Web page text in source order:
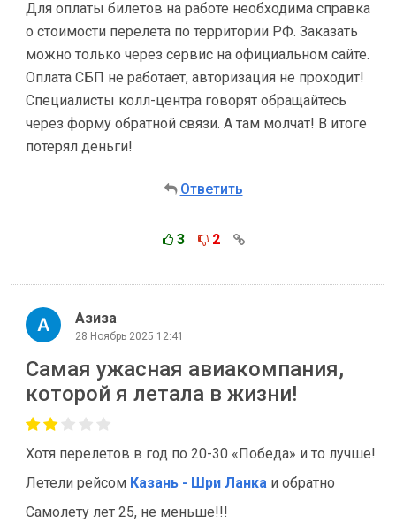
Для оплаты билетов на работе необходима справка
о стоимости перелета по территории РФ. Заказать
можно только через сервис на официальном сайте.
Оплата СБП не работает, авторизация не проходит!
Специалисты колл-центра говорят обращайтесь
через форму обратной связи. А там молчат! В итоге
потерял деньги!
Ответить
3 2
Азиза
28 Ноябрь 2025 12:41
Самая ужасная авиакомпания,
которой я летала в жизни!
Хотя перелетов в год по 20-30 «Победа» и то лучше!
Летели рейсом Казань - Шри Ланка и обратно
Самолету лет 25, не меньше!!!